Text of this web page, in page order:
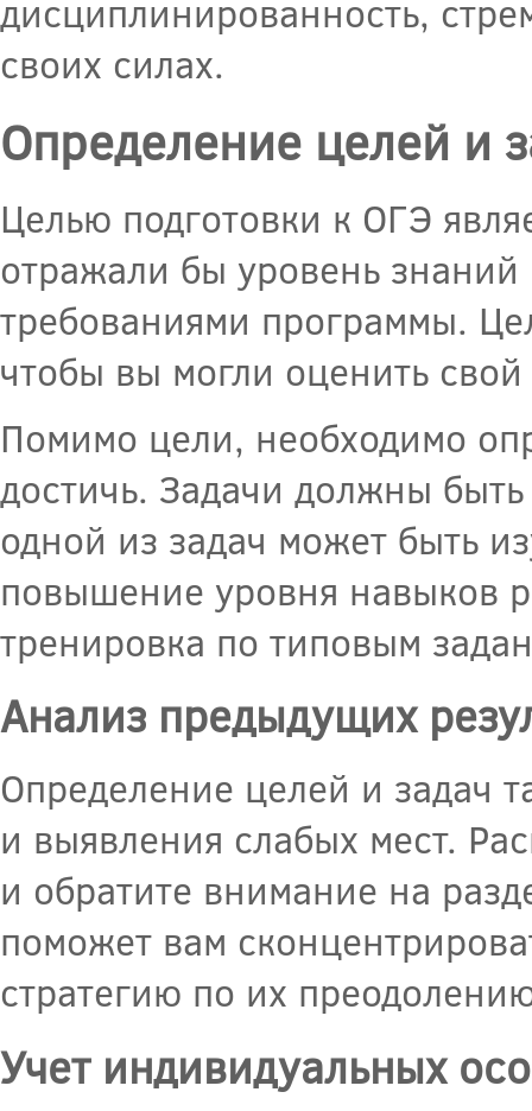
дисциплинированность,
своих силах.
Определение целей и
Целью подготовки к ОГЭ
отражали бы уровень
требованиями программы.
чтобы вы могли оценить
Помимо цели, необходимо
достичь. Задачи должны
одной из задач может быть
повышение уровня навыков
тренировка по типовым
Анализ предыдущих
Определение целей и задач
и выявления слабых мест.
и обратите внимание на
поможет вам
стратегию по их
Учет индивидуальных